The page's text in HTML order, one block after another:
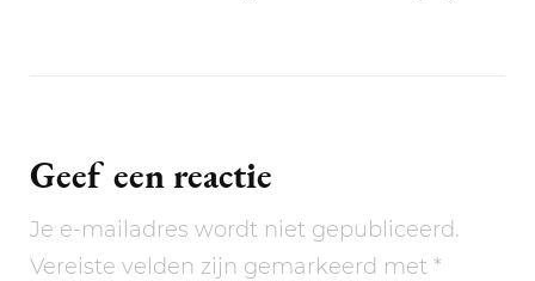
Geef een reactie
Je e-mailadres wordt niet gepubliceerd.
Vereiste velden zijn gemarkeerd met *